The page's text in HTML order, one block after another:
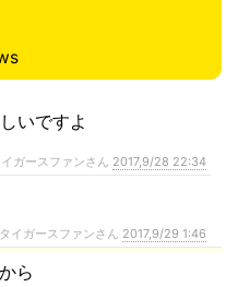
いですよ
ガースファンさん 2017,9/28 22:34
イガースファンさん 2017,9/29 1:46
ら